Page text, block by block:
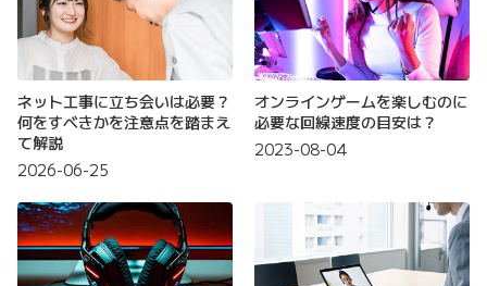
ネット工事に立ち会いは必要？
何をすべきかを注意点を踏まえ
て解説
2026-06-25
オンラインゲームを楽しむのに
必要な回線速度の目安は？
2023-08-04